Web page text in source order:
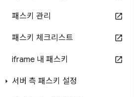
패스키 관리
패스키 체크리스트
iframe 내 패스키
서버 측 패스키 설정